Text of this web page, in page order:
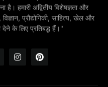
है। हमारी अद्वितीय विशेषज्ञता और
प्रौद्योगिकी, साहित्य, खेल और
के लिए प्रतिबद्ध हैं।"